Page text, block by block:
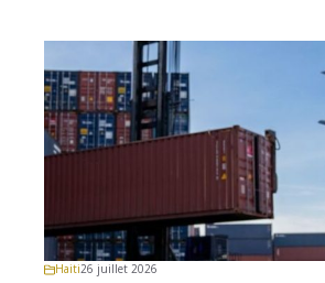
Haiti26 juillet 2026